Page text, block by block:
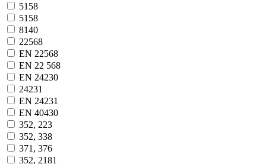
5158
5158
8140
22568
EN 22568
EN 22 568
EN 24230
24231
EN 24231
EN 40430
352, 223
352, 338
371, 376
352, 2181